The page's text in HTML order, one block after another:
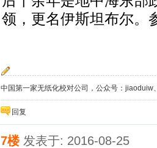
领，更名伊斯坦布尔。
中国第一家无纸化校对公司，公众号：
回复
7楼 发表于: 2016-08-25